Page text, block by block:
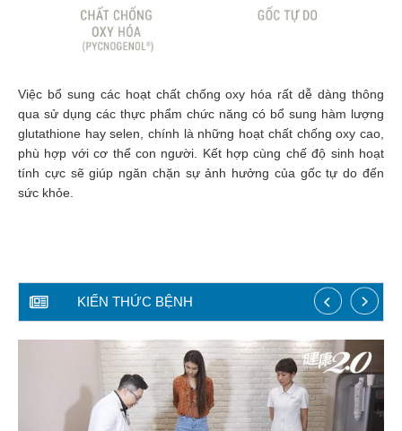
tức
Làm
sức
khỏe
Chăm
sóc
trẻ
Kiến
Dược
Việc bổ sung các hoạt chất chống oxy hóa rất dễ dàng thông
qua sử dụng các thực phẩm chức năng có bổ sung hàm lượng
glutathione hay selen, chính là những hoạt chất chống oxy cao,
phù hợp với cơ thể con người. Kết hợp cùng chế độ sinh hoạt
tính cực sẽ giúp ngăn chặn sự ảnh hưởng của gốc tự do đến
sức khỏe.
KIẾN THỨC BỆNH